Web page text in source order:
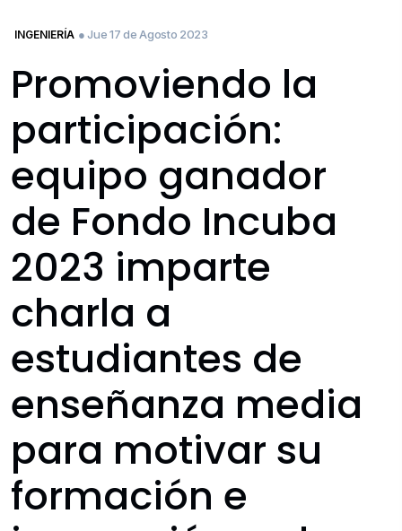
INGENIERÍA ● Jue 17 de Agosto 2023
Promoviendo la
participación:
equipo ganador
de Fondo Incuba
2023 imparte
charla a
estudiantes de
enseñanza media
para motivar su
formación e